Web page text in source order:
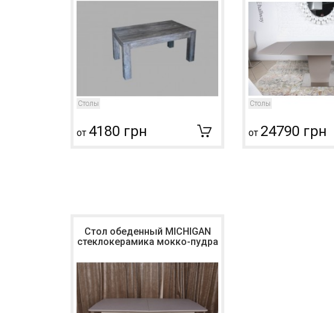
Столы
от 4180 грн
Столы
от 24790 грн
Стол обеденный MICHIGAN
стеклокерамика мокко-пудра